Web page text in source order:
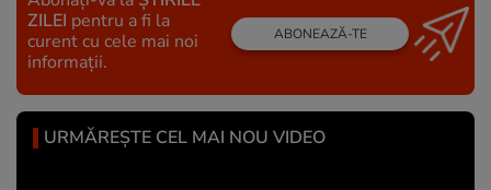
ZILEI pentru a fi la
curent cu cele mai noi
informații.
ABONEAZĂ-TE
URMĂREȘTE CEL MAI NOU VIDEO